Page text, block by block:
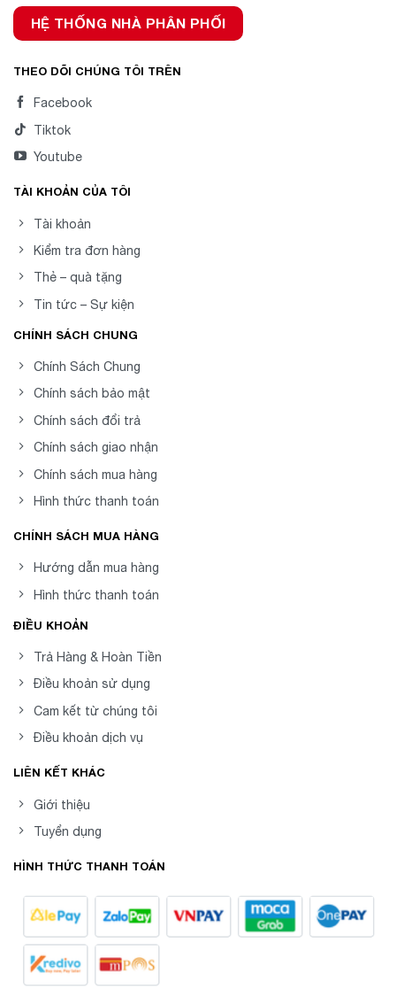
HỆ THỐNG NHÀ PHÂN PHỐI
THEO DÕI CHÚNG TÔI TRÊN
Facebook
Tiktok
Youtube
TÀI KHOẢN CỦA TÔI
Tài khoản
Kiểm tra đơn hàng
Thẻ – quà tặng
Tin tức – Sự kiện
CHÍNH SÁCH CHUNG
Chính Sách Chung
Chính sách bảo mật
Chính sách đổi trả
Chính sách giao nhận
Chính sách mua hàng
Hình thức thanh toán
CHÍNH SÁCH MUA HÀNG
Hướng dẫn mua hàng
Hình thức thanh toán
ĐIỀU KHOẢN
Trả Hàng & Hoàn Tiền
Điều khoản sử dụng
Cam kết từ chúng tôi
Điều khoản dịch vụ
LIÊN KẾT KHÁC
Giới thiệu
Tuyển dụng
HÌNH THỨC THANH TOÁN